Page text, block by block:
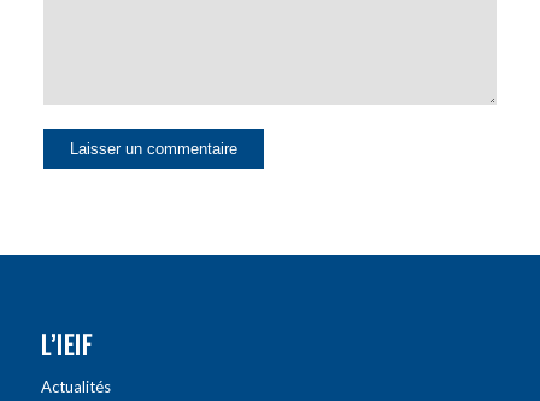
L’IEIF
Actualités